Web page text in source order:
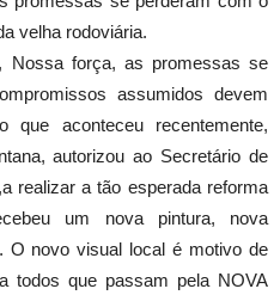
velha rodoviária.
Nossa força, as promessas se
assumidos devem
aconteceu recentemente,
autorizou ao Secretário de
realizar a tão esperada reforma
um nova pintura, nova
O novo visual local é motivo de
todos que passam pela NOVA